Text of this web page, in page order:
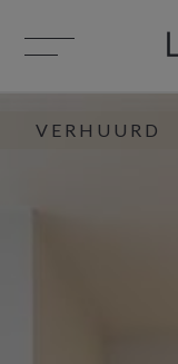
VERHUURD